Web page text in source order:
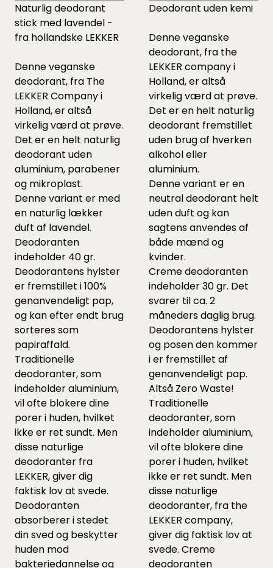
Naturlig deodorant
stick med lavendel -
fra hollandske LEKKER
Denne veganske
deodorant, fra The
LEKKER Company i
Holland, er altså
virkelig værd at prøve.
Det er en helt naturlig
deodorant uden
aluminium, parabener
og mikroplast.
Denne variant er med
en naturlig lækker
duft af lavendel.
Deodoranten
indeholder 40 gr.
Deodorantens hylster
er fremstillet i 100%
genanvendeligt pap,
og kan efter endt brug
sorteres som
papiraffald.
Traditionelle
deodoranter, som
indeholder aluminium,
vil ofte blokere dine
porer i huden, hvilket
ikke er ret sundt. Men
disse naturlige
deodoranter fra
LEKKER, giver dig
faktisk lov at svede.
Deodoranten
absorberer i stedet
din sved og beskytter
huden mod
bakteriedannelse og
Deodorant uden kemi
Denne veganske
deodorant, fra the
LEKKER company i
Holland, er altså
virkelig værd at prøve.
Det er en helt naturlig
deodorant fremstillet
uden brug af hverken
alkohol eller
aluminium.
Denne variant er en
neutral deodorant helt
uden duft og kan
sagtens anvendes af
både mænd og
kvinder.
Creme deodoranten
indeholder 30 gr. Det
svarer til ca. 2
måneders daglig brug.
Deodorantens hylster
og posen den kommer
i er fremstillet af
genanvendeligt pap.
Altså Zero Waste!
Traditionelle
deodoranter, som
indeholder aluminium,
vil ofte blokere dine
porer i huden, hvilket
ikke er ret sundt. Men
disse naturlige
deodoranter, fra the
LEKKER company,
giver dig faktisk lov at
svede. Creme
deodoranten